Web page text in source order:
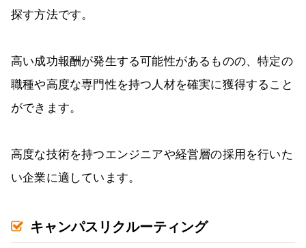
探す方法です。
高い成功報酬が発生する可能性があるものの、特定の
職種や高度な専門性を持つ人材を確実に獲得すること
ができます。
高度な技術を持つエンジニアや経営層の採用を行いた
い企業に適しています。
キャンパスリクルーティング